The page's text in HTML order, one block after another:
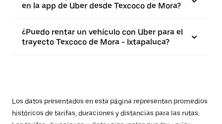
en la app de Uber desde Texcoco de Mora?
¿Puedo rentar un vehículo con Uber para el
trayecto Texcoco de Mora - Ixtapaluca?
Los datos presentados en esta página representan promedios
históricos de tarifas, duraciones y distancias para las rutas.